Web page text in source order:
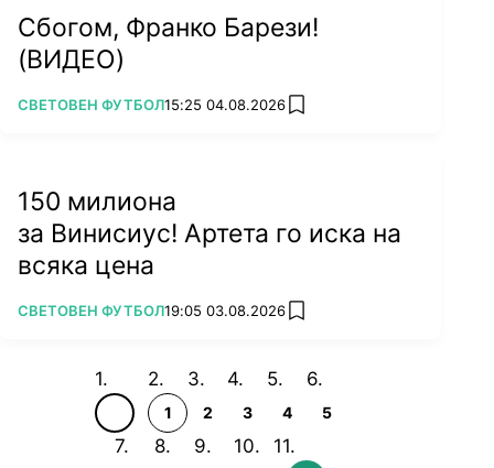
Сбогом, Франко Барези!
(ВИДЕО)
ПОВЕЧЕ ОТ
СВЕТОВЕН ФУТБОЛ15:25 04.08.2026 add favorites
150 милиона
за Винисиус! Артета го иска на
всяка цена
ПОВЕЧЕ ОТ
СВЕТОВЕН ФУТБОЛ19:05 03.08.2026 add favorites
1 2 3 4 5